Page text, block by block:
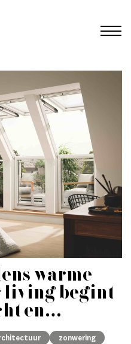
warme
living begint
en
zonwering